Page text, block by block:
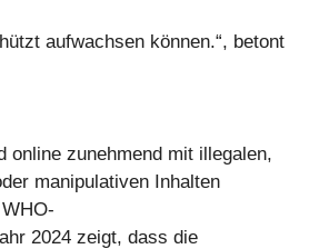
aufwachsen können.“, betont
online zunehmend mit illegalen,
manipulativen Inhalten
2024 zeigt, dass die